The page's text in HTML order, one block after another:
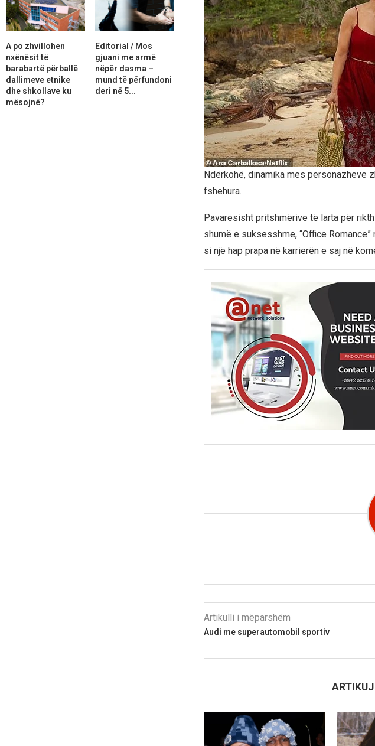
Ndërkohë, dinamika mes personazheve
fshehura.
Pavarësisht pritshmërive të larta për
shumë e suksesshme, “Office
si një hap prapa në karrierën e saj në
Artikulli i mëparshëm
Audi me superautomobil sportiv
A po zhvillohen
nxënësit të
barabartë përballë
dallimeve etnike
dhe shkollave ku
mësojnë?
Editorial / Mos
gjuani me armë
nëpër dasma –
mund të përfundoni
deri në 5...